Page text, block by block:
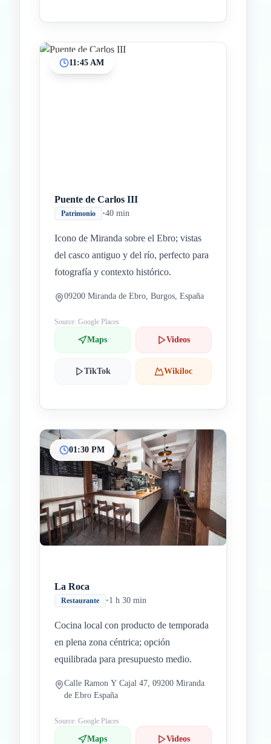
11:45 AM
Puente de Carlos III
Patrimonio •40 min
Icono de Miranda sobre el Ebro; vistas
del casco antiguo y del río, perfecto para
fotografía y contexto histórico.
09200 Miranda de Ebro, Burgos, España
Source: Google Places
Maps Videos
TikTok Wikiloc
01:30 PM
La Roca
Restaurante •1 h 30 min
Cocina local con producto de temporada
en plena zona céntrica; opción
equilibrada para presupuesto medio.
Calle Ramon Y Cajal 47, 09200 Miranda
de Ebro España
Source: Google Places
Maps Videos